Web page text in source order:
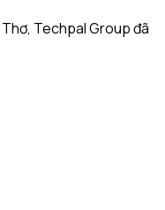
Techpal Group đã